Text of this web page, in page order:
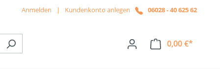
Anmelden | Kundenkonto anlegen 06028 - 40 625 62
0,00 €*